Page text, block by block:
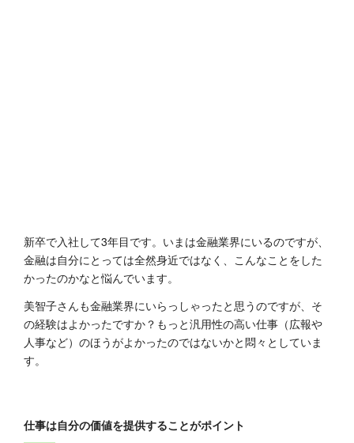
新卒で入社して3年目です。いまは金融業界にいるのですが、
金融は自分にとっては全然身近ではなく、こんなことをした
かったのかなと悩んでいます。
美智子さんも金融業界にいらっしゃったと思うのですが、そ
の経験はよかったですか？もっと汎用性の高い仕事（広報や
人事など）のほうがよかったのではないかと悶々としていま
す。
仕事は自分の価値を提供することがポイント